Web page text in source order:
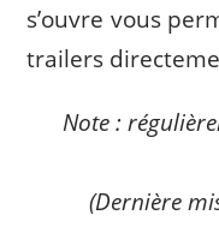
s’ouvre vous
trailers
Note :
(Dernière